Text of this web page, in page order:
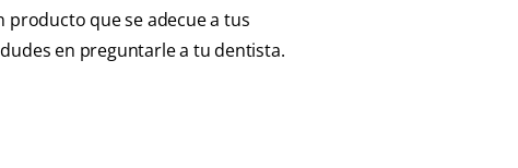
producto que se adecue a tus
en preguntarle a tu dentista.